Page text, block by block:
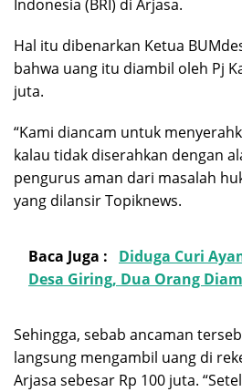
Indonesia (BRI) di Arjasa.
Hal itu dibenarkan Ketua
bahwa uang itu diambil oleh Pj
juta.
“Kami diancam untuk
kalau tidak diserahkan dengan
pengurus aman dari masalah
yang dilansir Topiknews.
Baca Juga :
Diduga Curi
Desa Giring, Dua Orang
Sehingga, sebab ancaman
langsung mengambil uang di
Arjasa sebesar Rp 100 juta.